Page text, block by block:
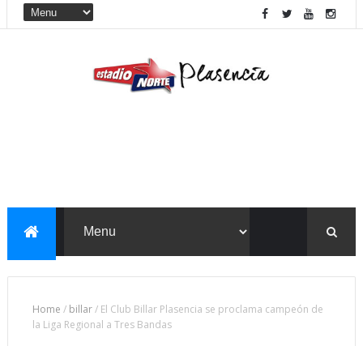
Home / billar/ El Club Billar Plasencia se proclama campeón de
la Liga Regional a Tres Bandas